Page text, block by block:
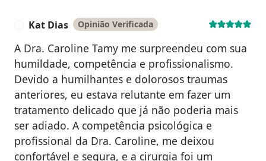
Kat Dias Opinião Verificada
A Dra. Caroline Tamy me surpreendeu com sua
humildade, competência e profissionalismo.
Devido a humilhantes e dolorosos traumas
anteriores, eu estava relutante em fazer um
tratamento delicado que já não poderia mais
ser adiado. A competência psicológica e
profissional da Dra. Caroline, me deixou
confortável e segura, e a cirurgia foi um